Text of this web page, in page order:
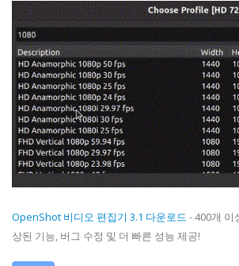
OpenShot 비디오 편집기 3.1 다운로드 - 400개 이
상된 기능, 버그 수정 및 더 빠른 성능 제공!